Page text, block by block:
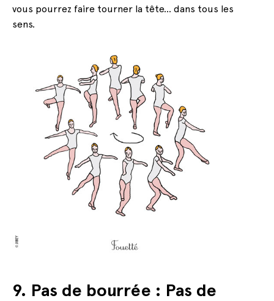
vous pourrez faire tourner la tête… dans tous les
sens.
9. Pas de bourrée : Pas de